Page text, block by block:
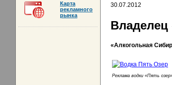
30.07.2012
Владелец
«Алкогольная
Реклама водки «Пять
Карта
рекламного
рынка